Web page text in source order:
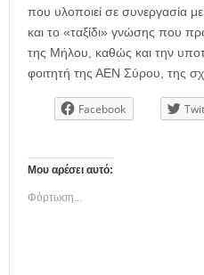
που υλοποιεί σε συνεργασία
και το «ταξίδι» γνώσης που
της Μήλου, καθώς και την
φοιτητή της ΑΕΝ Σύρου, της
Facebook
Μου αρέσει αυτό:
Φόρτωση...